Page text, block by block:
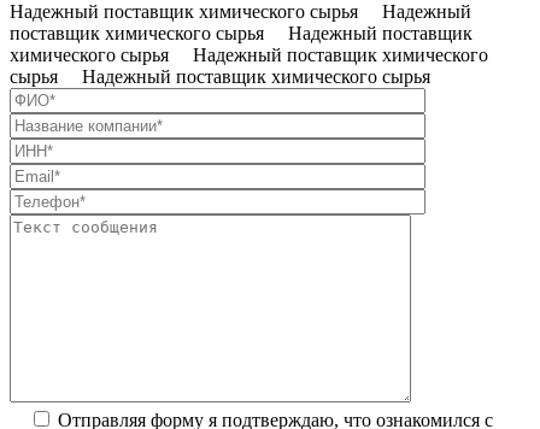
Надежный поставщик химического сырья Надежный
поставщик химического сырья Надежный поставщик
химического сырья Надежный поставщик химического
сырья Надежный поставщик химического сырья
Отправляя форму я подтверждаю, что ознакомился с